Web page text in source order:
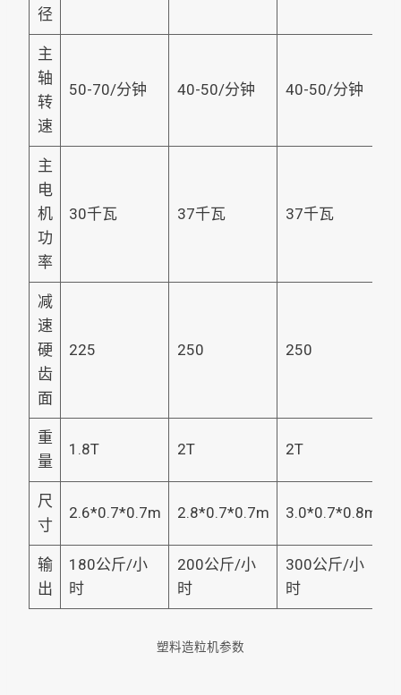
径
主
轴
转
速
50-70/分钟 40-50/分钟 40-50/分钟
主
电
机
功
率
30千瓦 37千瓦 37千瓦
减
速
硬
齿
面
225 250 250
重
量
1.8T 2T 2T
尺
寸
2.6*0.7*0.7m 2.8*0.7*0.7m 3.0*0.7*0.8m
输
出
180公斤/小
时
200公斤/小
时
300公斤/小
时
塑料造粒机参数